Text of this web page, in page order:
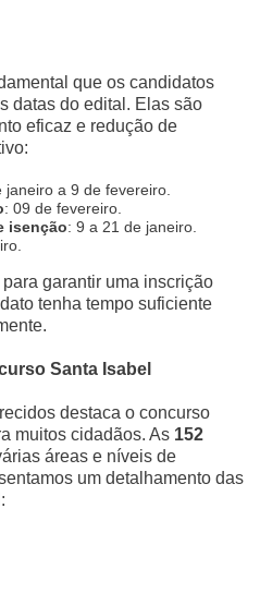
que os candidatos
datas do edital. Elas são
eficaz e redução de
janeiro a 9 de fevereiro.
: 09 de fevereiro.
isenção: 9 a 21 de janeiro.
garantir uma inscrição
tenha tempo suficiente
Santa Isabel
destaca o concurso
muitos cidadãos. As 152
áreas e níveis de
um detalhamento das